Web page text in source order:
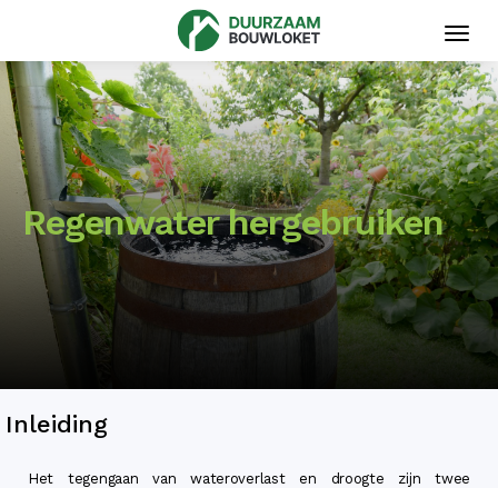
Regenwater hergebruiken
Inleiding
Het tegengaan van wateroverlast en droogte zijn twee